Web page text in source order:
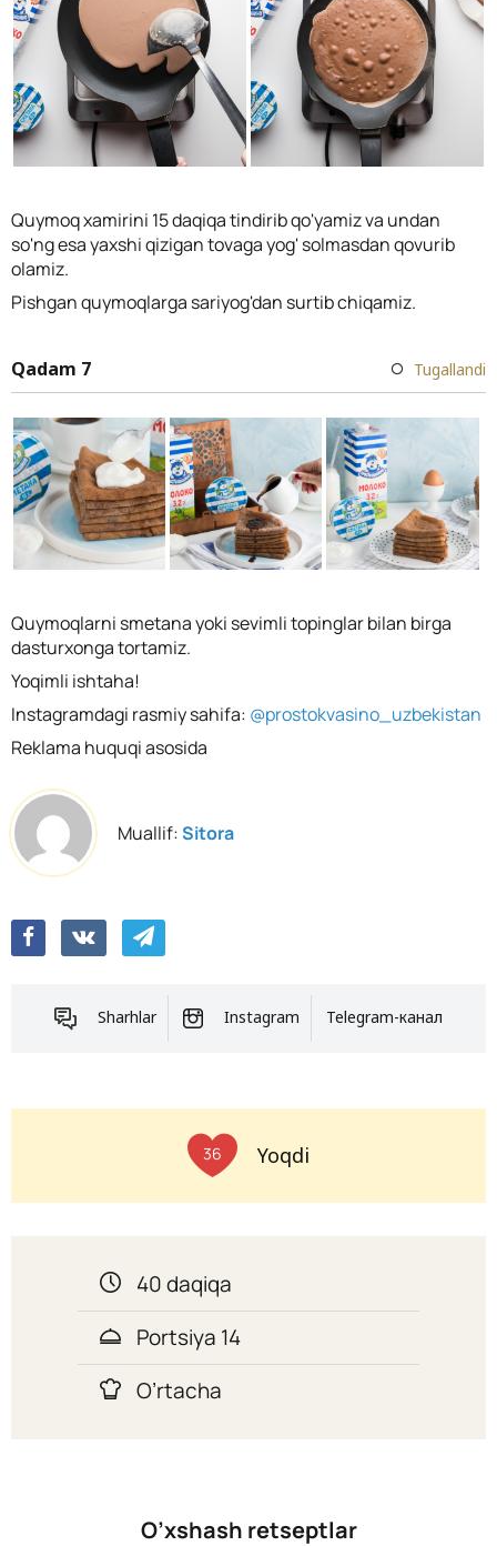
Quymoq xamirini 15 daqiqa tindirib qo'yamiz va undan
so'ng esa yaxshi qizigan tovaga yog' solmasdan qovurib
olamiz.
Pishgan quymoqlarga sariyog'dan surtib chiqamiz.
Qadam 7 Tugallandi
Quymoqlarni smetana yoki sevimli topinglar bilan birga
dasturxonga tortamiz.
Yoqimli ishtaha!
Instagramdagi rasmiy sahifa: @prostokvasino_uzbekistan
Reklama huquqi asosida
Muallif:Sitora
Sharhlar Instagram Telegram-канал
36 Yoqdi
40 daqiqa
Portsiya 14
O’rtacha
O’xshash retseptlar